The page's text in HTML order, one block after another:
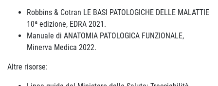
Robbins & Cotran LE BASI PATOLOGICHE DELLE MALATTIE
10ª edizione, EDRA 2021.
Manuale di ANATOMIA PATOLOGICA FUNZIONALE,
Minerva Medica 2022.
Altre risorse: